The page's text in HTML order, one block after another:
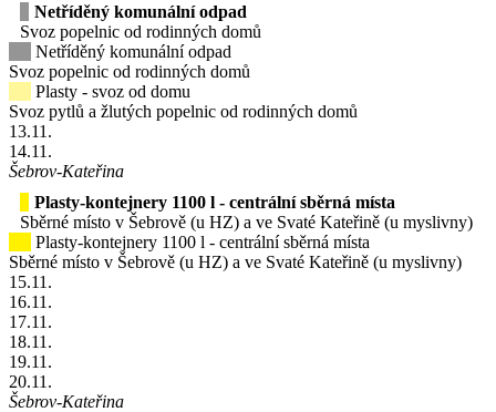
Netříděný komunální odpad
Svoz popelnic od rodinných domů
Netříděný komunální odpad
Svoz popelnic od rodinných domů
Plasty - svoz od domu
Svoz pytlů a žlutých popelnic od rodinných domů
13.11.
14.11.
Šebrov-Kateřina
Plasty-kontejnery 1100 l - centrální sběrná místa
Sběrné místo v Šebrově (u HZ) a ve Svaté Kateřině (u myslivny)
Plasty-kontejnery 1100 l - centrální sběrná místa
Sběrné místo v Šebrově (u HZ) a ve Svaté Kateřině (u myslivny)
15.11.
16.11.
17.11.
18.11.
19.11.
20.11.
Šebrov-Kateřina